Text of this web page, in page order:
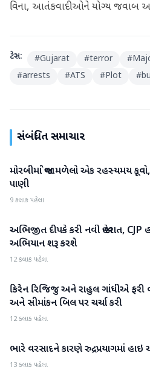
વિના, આતંકવાદીઓને યોગ્ય જવાબ
ટેગ્સ: #Gujarat #terror #
#arrests #ATS #Plot #
સંબંધિત સમાચાર
રાષ્ટ્રીય
મોરબીમાં જોવા મળેલો એક રહસ્યમય
પાણી
9 કલાક પહેલા
રાષ્ટ્રીય
અભિજીત દીપકે કરી નવી જાહેરાત,
અભિયાન શરૂ કરશે
12 કલાક પહેલા
રાષ્ટ્રીય
કિરેન રિજિજુ અને રાહુલ ગાંધીએ ફરી
અને સીમાંકન બિલ પર ચર્ચા કરી
12 કલાક પહેલા
રાષ્ટ્રીય
ભારે વરસાદને કારણે રુદ્રપ્રયાગમાં હાઇ
13 કલાક પહેલા